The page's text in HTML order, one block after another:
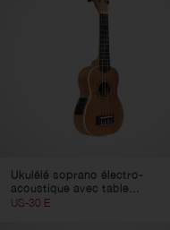
Ukulélé soprano électro-
acoustique avec table...
US-30 E